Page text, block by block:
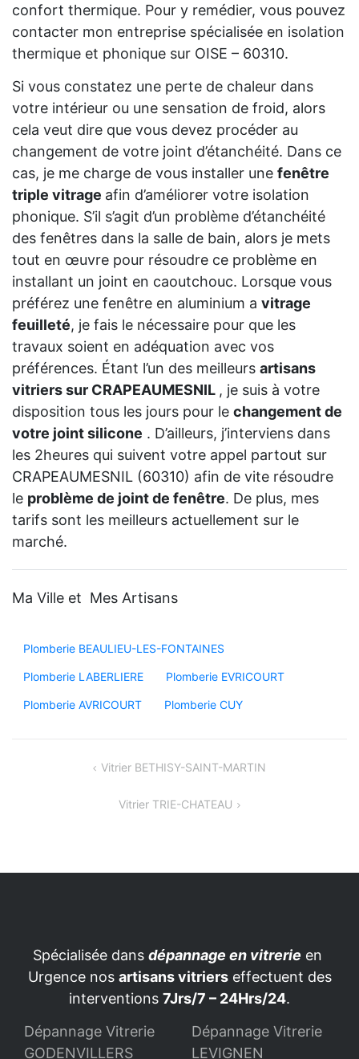
confort thermique. Pour y remédier, vous pouvez
contacter mon entreprise spécialisée en isolation
thermique et phonique sur OISE – 60310.
Si vous constatez une perte de chaleur dans
votre intérieur ou une sensation de froid, alors
cela veut dire que vous devez procéder au
changement de votre joint d’étanchéité. Dans ce
cas, je me charge de vous installer une fenêtre
triple vitrage afin d’améliorer votre isolation
phonique. S’il s’agit d’un problème d’étanchéité
des fenêtres dans la salle de bain, alors je mets
tout en œuvre pour résoudre ce problème en
installant un joint en caoutchouc. Lorsque vous
préférez une fenêtre en aluminium a vitrage
feuilleté, je fais le nécessaire pour que les
travaux soient en adéquation avec vos
préférences. Étant l’un des meilleurs artisans
vitriers sur CRAPEAUMESNIL , je suis à votre
disposition tous les jours pour le changement de
votre joint silicone . D’ailleurs, j’interviens dans
les 2heures qui suivent votre appel partout sur
CRAPEAUMESNIL (60310) afin de vite résoudre
le problème de joint de fenêtre. De plus, mes
tarifs sont les meilleurs actuellement sur le
marché.
Ma Ville et Mes Artisans
Plomberie BEAULIEU-LES-FONTAINES
Plomberie LABERLIERE Plomberie EVRICOURT
Plomberie AVRICOURT Plomberie CUY
NavigationVitrier BETHISY-SAINT-MARTIN
Vitrier TRIE-CHATEAU
Spécialisée dans dépannage en vitrerie en
Urgence nos artisans vitrierseffectuent des
interventions 7Jrs/7 – 24Hrs/24.
Dépannage Vitrerie
GODENVILLERS
Dépannage Vitrerie
LEVIGNEN